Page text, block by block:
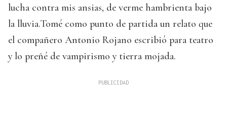
lucha contra mis ansias, de verme hambrienta bajo
la lluvia.Tomé como punto de partida un relato que
el compañero Antonio Rojano escribió para teatro
y lo preñé de vampirismo y tierra mojada.